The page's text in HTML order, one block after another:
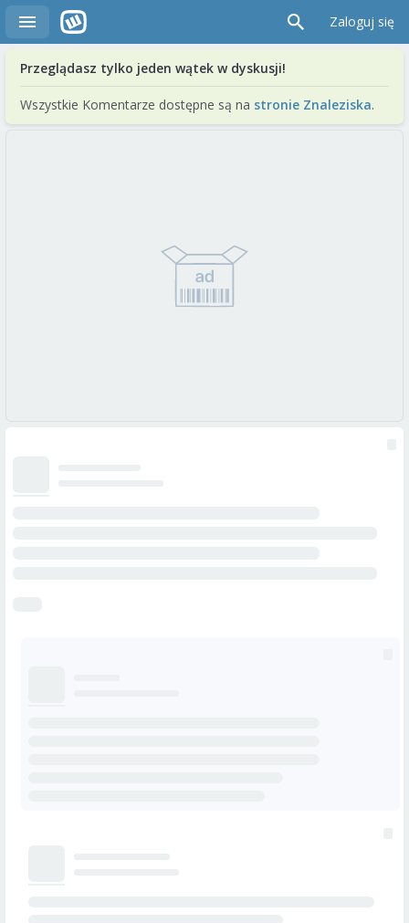
Zaloguj się
Przeglądasz tylko jeden wątek w dyskusji!
Wszystkie Komentarze dostępne są na stronie Znaleziska.